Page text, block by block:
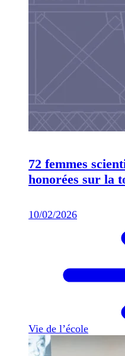
72 femmes
honorées sur la
10/02/2026
Vie de l’école